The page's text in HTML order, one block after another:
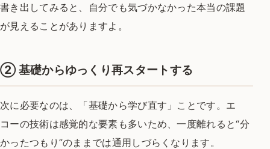
書き出してみると、自分でも気づかなかった本当の課題
が見えることがありますよ。
② 基礎からゆっくり再スタートする
次に必要なのは、「基礎から学び直す」ことです。 エ
コーの技術は感覚的な要素も多いため、一度離れると“分
かったつもり”のままでは通用しづらくなります。